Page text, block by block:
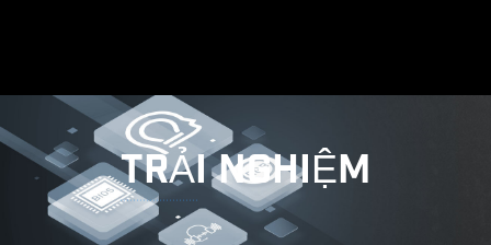
hơn trước
Phân bổ băng thông thích
ứng
TRẢI NGHIỆM